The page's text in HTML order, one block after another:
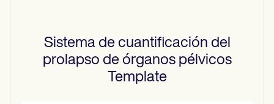
Sistema de cuantificación del
prolapso de órganos pélvicos
Template